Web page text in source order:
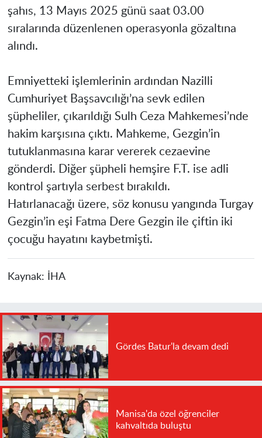
şahıs, 13 Mayıs 2025 günü saat 03.00
sıralarında düzenlenen operasyonla gözaltına
alındı.
Emniyetteki işlemlerinin ardından Nazilli
Cumhuriyet Başsavcılığı’na sevk edilen
şüpheliler, çıkarıldığı Sulh Ceza Mahkemesi’nde
hakim karşısına çıktı. Mahkeme, Gezgin’in
tutuklanmasına karar vererek cezaevine
gönderdi. Diğer şüpheli hemşire F.T. ise adli
kontrol şartıyla serbest bırakıldı.
Hatırlanacağı üzere, söz konusu yangında Turgay
Gezgin’in eşi Fatma Dere Gezgin ile çiftin iki
çocuğu hayatını kaybetmişti.
Kaynak: İHA
Gördes Batur'la devam dedi
Manisa'da özel öğrenciler
kahvaltıda buluştu